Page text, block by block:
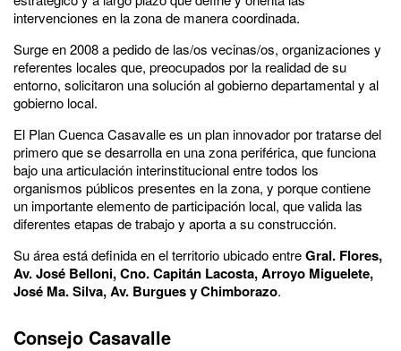
intervenciones en la zona de manera coordinada.
Surge en 2008 a pedido de las/os vecinas/os, organizaciones y
referentes locales que, preocupados por la realidad de su
entorno, solicitaron una solución al gobierno departamental y al
gobierno local.
El Plan Cuenca Casavalle es un plan innovador por tratarse del
primero que se desarrolla en una zona periférica, que funciona
bajo una articulación interinstitucional entre todos los
organismos públicos presentes en la zona, y porque contiene
un importante elemento de participación local, que valida las
diferentes etapas de trabajo y aporta a su construcción.
Su área está definida en el territorio ubicado entreGral. Flores,
Av. José Belloni, Cno. Capitán Lacosta, Arroyo Miguelete,
José Ma. Silva, Av. Burgues y Chimborazo.
Consejo Casavalle